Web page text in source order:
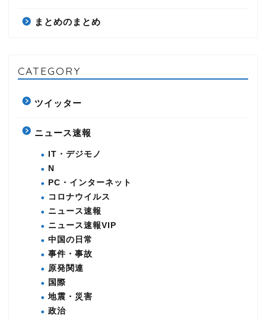
まとめのまとめ
CATEGORY
ツイッター
ニュース速報
IT・デジモノ
N
PC・インターネット
コロナウイルス
ニュース速報
ニュース速報VIP
中国の日常
事件・事故
原発関連
国際
地震・災害
政治